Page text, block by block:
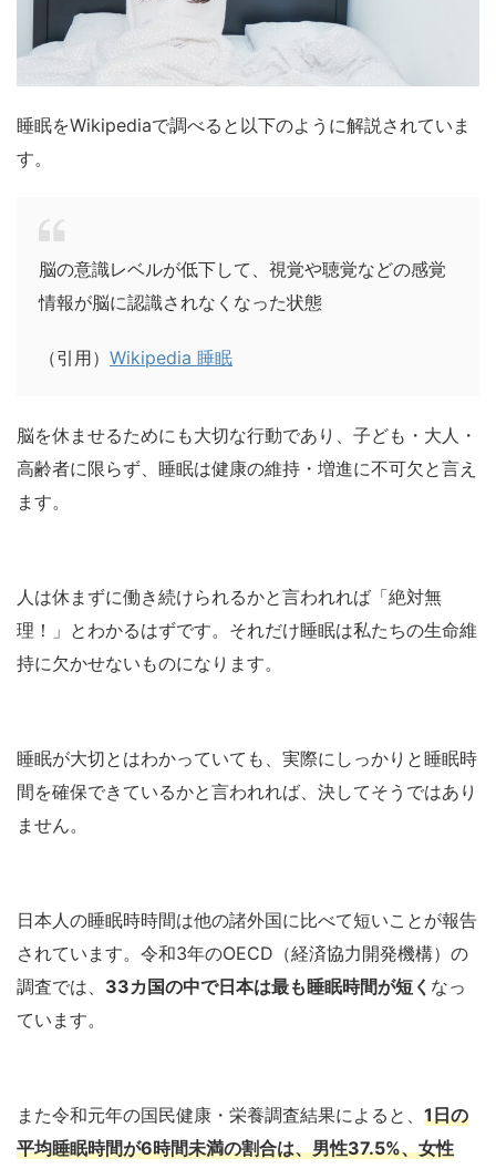
睡眠をWikipediaで調べると以下のように解説されていま
す。
脳の意識レベルが低下して、視覚や聴覚などの感覚
情報が脳に認識されなくなった状態
（引用） Wikipedia 睡眠
脳を休ませるためにも大切な行動であり、子ども・大人・
高齢者に限らず、睡眠は健康の維持・増進に不可欠と言え
ます。
人は休まずに働き続けられるかと言われれば「絶対無
理！」とわかるはずです。それだけ睡眠は私たちの生命維
持に欠かせないものになります。
睡眠が大切とはわかっていても、実際にしっかりと睡眠時
間を確保できているかと言われれば、決してそうではあり
ません。
日本人の睡眠時時間は他の諸外国に比べて短いことが報告
されています。令和3年のOECD（経済協力開発機構）の
調査では、 33カ国の中で日本は最も睡眠時間が短く なっ
ています。
また令和元年の国民健康・栄養調査結果によると、 1日の
平均睡眠時間が6時間未満の割合は、男性37.5%、女性